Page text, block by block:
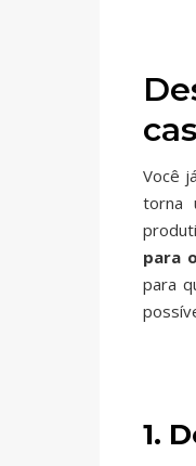
Você
torna
para
para
1.